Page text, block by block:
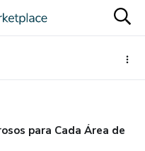
para Cada Área de